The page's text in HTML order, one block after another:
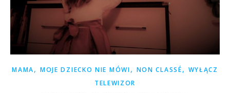
MAMA, MOJE DZIECKO NIE MÓWI, NON CLASSÉ, WYŁĄCZ
TELEWIZOR